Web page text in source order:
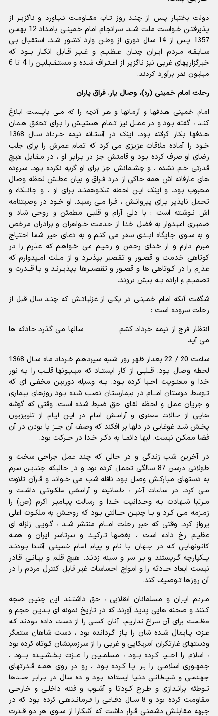
دولت بختیار پـس از چنـد روز تـاب مقـاومـت نـیـاورد و ناگزیـر از
پذیرفتـن خـواست ملت شـد. سرانجام امام خمینـى بامداد 12 بهمـن
1357 پـس از 14 سال دورى از وطـن وارد کشـور شـد. استقبال بـى
سـابـقـه مـردم ایـران چنـان عـظـیـم و غـیـر قـابل انکـار بــود که
خبرگزاریهاى غربـى نیز ناگزیر از اعـتـراف شـده و مستـقـبـلیـن را 4 تا 6
میلیون نفر برآورد کردند.
رحلت امام خمینی (ره)، وصال یار، فراق یاران
امام خمینى هـدفها و آرمانها و هـر آنچه را که مـى بایــست ابـلاغ
کنـد ، گفته بـود و در عمـل نیز تـمام هستیـش را بـراى تحقق هـمان
هـدفها بـکار گرفته بـود. اینک در آستـانه نیمه خـرداد سـال 1368
خـود را آماده ملاقات عزیزى مى کرد که تمام عمرش را براى جلب
رضاى او صرف کرده بـود و قامتش جز در بـرابـر او ، در مـقابل هیچ
قدرتى خـم نشده ، و چشـمانش جز براى او گریه نکرده بـود. سروده
هاى عارفانه اش همه حاکى از درد فـراق و بیان عطـش لحظه وصال
محبوب بـود. و اینک ایـن لحظه شکـوهمنـد بـراى او ، و جانــکاه و
تحمل ناپذیر بـراى پیروانـش ، فـرا مـى رسید. او خـود در وصیتنامه
اش نـوشـته است : با دلى آرام و قلبـى مطمئن و روحى شاد و
ضمیرى امیدوار به فضل خدا از خدمت خـواهران و برادران مرخص
و به سـوى جایگاه ابــدى سفر مى کنـم و به دعاى خیر شما احتیاج
مبرم دارم و از خداى رحمن و رحیـم مى خـواهـم که عذرم را در
کوتاهى خدمت و قصـور و تقصیر بپذیـرد و از مـلت امـیدوارم که
عذرم را در کـوتاهى ها و قصـور و تقصیـرها بـپذیـرنـد و بـا قــدرت و
تصمیـم و اراده بــه پیش بروند.
شگفت آنکه امام خمینـى در یکـى از غزلیاتـش که چنـد سال قبل از
رحلت سروده است :
انتظار فرج از نیمه خرداد کشم سالها مى گذرد حادثه ها
مى آید
ساعت 20 / 22 بعداز ظهر روز شنبه سیزدهـم خـرداد ماه سـال 1368
لحظه وصال بـود. قــلبـى از کار ایستـاد که میلیـونها قلــب را بـه نور
خدا و معنـویت احـیا کرده بـود. بــه وسیله دوربین مخفـى اى که
تـوسط دوستان امــام در بیمارستان نصب شده بـود روزهاى بیمارى
و جریان عمل و لحظه لقاى حق ضبط شده است. وقتى که گوشه
هایـى از حالات معنوى و آرامـش امام در ایـن ایـام از تلویزیون
پخـش شـد غوغایى در دلها بر افکند که وصف آن جــز با بودن در آن
فضا ممکـن نیست. لبها دائمـا به ذکـر خـدا در حـرکت بود.
در آخرین شب زندگى و در حالى که چند عمل جراحى سخت و
طولانى درسن 87 سالگى تحمل کرده بود و در حالیکه چندیـن سرم
به دستهاى مبارکـش وصل بـود نافله شب مى خـواند و قـرآن تلاوت
مـى کرد. در ساعات آخر ، طمانینه و آرامشى ملکـوتـى داشـت و
مـرتبا شـهادت بـه وحـدانیت خـدا و رسالت پیـامبـر اکرم (ص) را
زمـزمه مـى کـرد و بـا چنیـن حــالتى بـود که روحـش به ملکـوت اعلى
پرواز کرد. وقتى که خبر رحلت امــام منتشر شـد ، گـویـى زلزله اى
عظیـم رخ داده است ، بغضها تـرکیـد و سرتاسر ایران و همـه
کانـونهایـى کـه در جـهان بـا نام و پیام امام خمینـى آشـنا بـودنـد
یــکپارچه گـریستند و بـر سر و سینه زدنـد. هیچ قلـم و بیـانـى قـادر
نیست ابعاد حـادثه را و امواج احساسات غیر قابل کنترل مردم را در
آن روزها تـوصیف کند.
مـردم ایـران و مسلمانان انقلابى ، حق داشتـند این چنیـن ضجه
کـنند و صحنه هایى پدید آورند که در تاریخ نمونه اى بـدیـن حجم و
عظـمت براى آن سراغ نداریـم. آنان کسـى را از دست داده بـودند کـه
عـزت پـایمال شـده شان را بـاز گـردانده بود ، دست شاهان ستمگر
ودستهاى غارتگران آمریکایى و غربـى را از سرزمینشان کـوتاه کرده بود
، اسلام را احــیا کـرده بــود ، مسلمـیـن را عــزت بـخـشـیـده بـــود ،
جمهـورى اسلامـى را بـر پـا کـرده بـود ، رو در روى همـه قـدرتهاى
جهـنمـى و شیـطانـى دنـیا ایستاده بـود و ده سال در بـرابـر صـدها
تـوطئه برانـدازى و طـرح کـودتا و آشـوب و فتنه داخلـى و خارجـى
مقاومت کرده بود و 8 سـال دفـاعى را فـرمانـدهـى کرده بـود که در
جبهه مقابلـش دشمنـى قـرار داشت که آشکارا از سـوى هر دو قـدرت